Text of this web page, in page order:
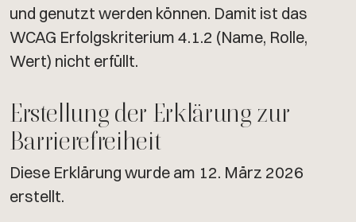
und genutzt werden können. Damit ist das
WCAG Erfolgskriterium 4.1.2 (Name, Rolle,
Wert) nicht erfüllt.
Erstellung der Erklärung zur
Barrierefreiheit
Diese Erklärung wurde am 12. März 2026
erstellt.